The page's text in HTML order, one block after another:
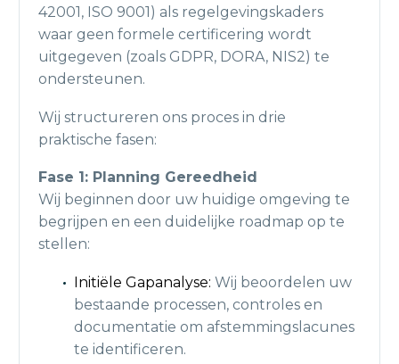
42001, ISO 9001) als regelgevingskaders
waar geen formele certificering wordt
uitgegeven (zoals GDPR, DORA, NIS2) te
ondersteunen.
Wij structureren ons proces in drie
praktische fasen:
Fase 1: Planning Gereedheid
Wij beginnen door uw huidige omgeving te
begrijpen en een duidelijke roadmap op te
stellen:
Initiële Gapanalyse: Wij beoordelen uw
bestaande processen, controles en
documentatie om afstemmingslacunes
te identificeren.